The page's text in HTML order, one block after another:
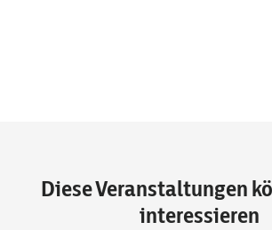
Diese Veranstaltungen
interessieren